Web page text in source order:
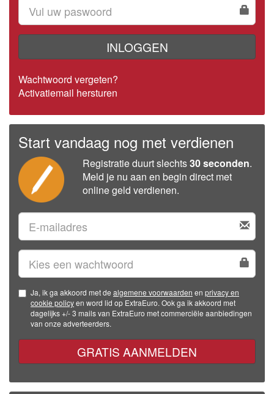
INLOGGEN
Wachtwoord vergeten?
Activatiemail hersturen
Start vandaag nog met verdienen
Registratie duurt slechts30 seconden.
Meld je nu aan en begin direct met
online geld verdienen.
Ja, ik ga akkoord met de algemene voorwaarden en privacy en
cookie policy
dagelijks +/- 3 mails van ExtraEuro met commerciële aanbiedingen
van onze adverteerders.
GRATIS AANMELDEN